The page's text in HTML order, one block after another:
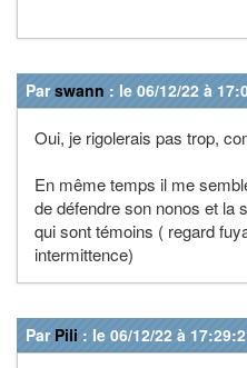
Parswann : le 06/12/22 à
Oui, je rigolerais pas trop,
En même temps il me
de défendre son nonos et la
qui sont témoins ( regard
intermittence)
Par Pili : le 06/12/22 à